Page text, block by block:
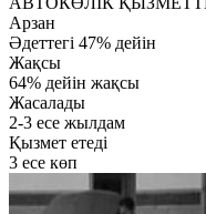
Арзан
Әдеттегі 47% дейін
Жақсы
64% дейін жақсы
Жасалады
2-3 есе жылдам
Қызмет етеді
3 есе көп